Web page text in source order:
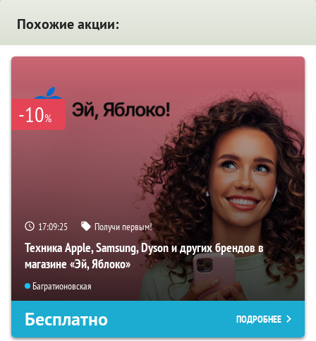
Похожие акции:
-10%
17:09:24 Получи первым!
Техника Apple, Samsung, Dyson и других брендов в
магазине «Эй, Яблоко»
Багратионовская
Бесплатно ПОДРОБНЕЕ